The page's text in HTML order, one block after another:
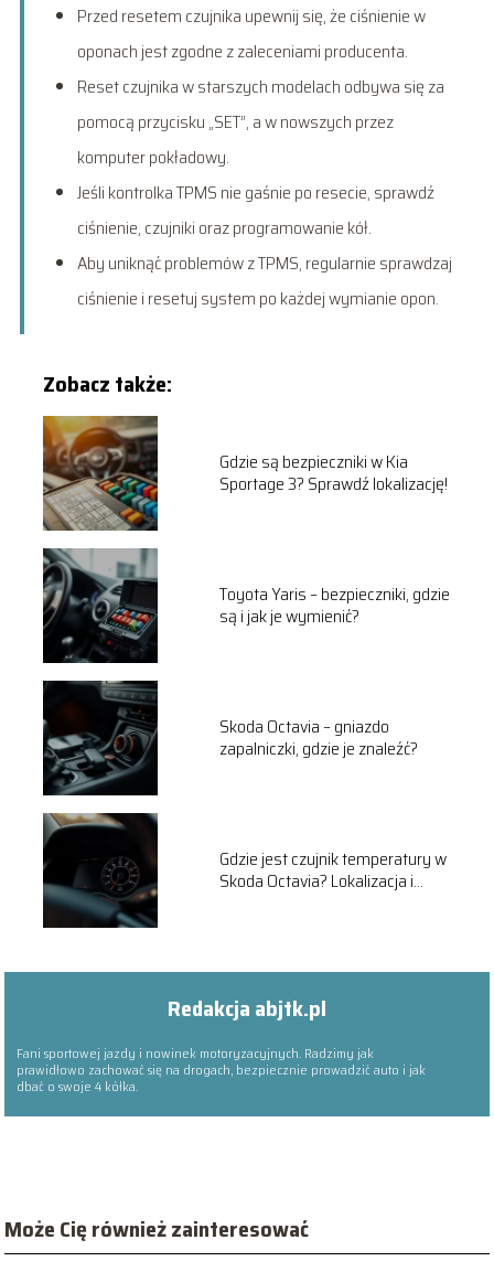
Przed resetem czujnika upewnij się, że ciśnienie w
oponach jest zgodne z zaleceniami producenta.
Reset czujnika w starszych modelach odbywa się za
pomocą przycisku „SET”, a w nowszych przez
komputer pokładowy.
Jeśli kontrolka TPMS nie gaśnie po resecie, sprawdź
ciśnienie, czujniki oraz programowanie kół.
Aby uniknąć problemów z TPMS, regularnie sprawdzaj
ciśnienie i resetuj system po każdej wymianie opon.
Zobacz także:
Gdzie są bezpieczniki w Kia
Sportage 3? Sprawdź lokalizację!
Toyota Yaris – bezpieczniki, gdzie
są i jak je wymienić?
Skoda Octavia – gniazdo
zapalniczki, gdzie je znaleźć?
Gdzie jest czujnik temperatury w
Skoda Octavia? Lokalizacja i
Redakcja abjtk.pl
Fani sportowej jazdy i nowinek motoryzacyjnych. Radzimy jak
prawidłowo zachować się na drogach, bezpiecznie prowadzić auto i jak
dbać o swoje 4 kółka.
Może Cię również zainteresować